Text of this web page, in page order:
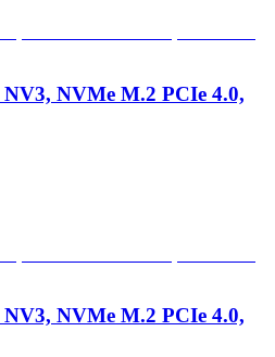
NVMe M.2 PCIe 4.0,
NVMe M.2 PCIe 4.0,